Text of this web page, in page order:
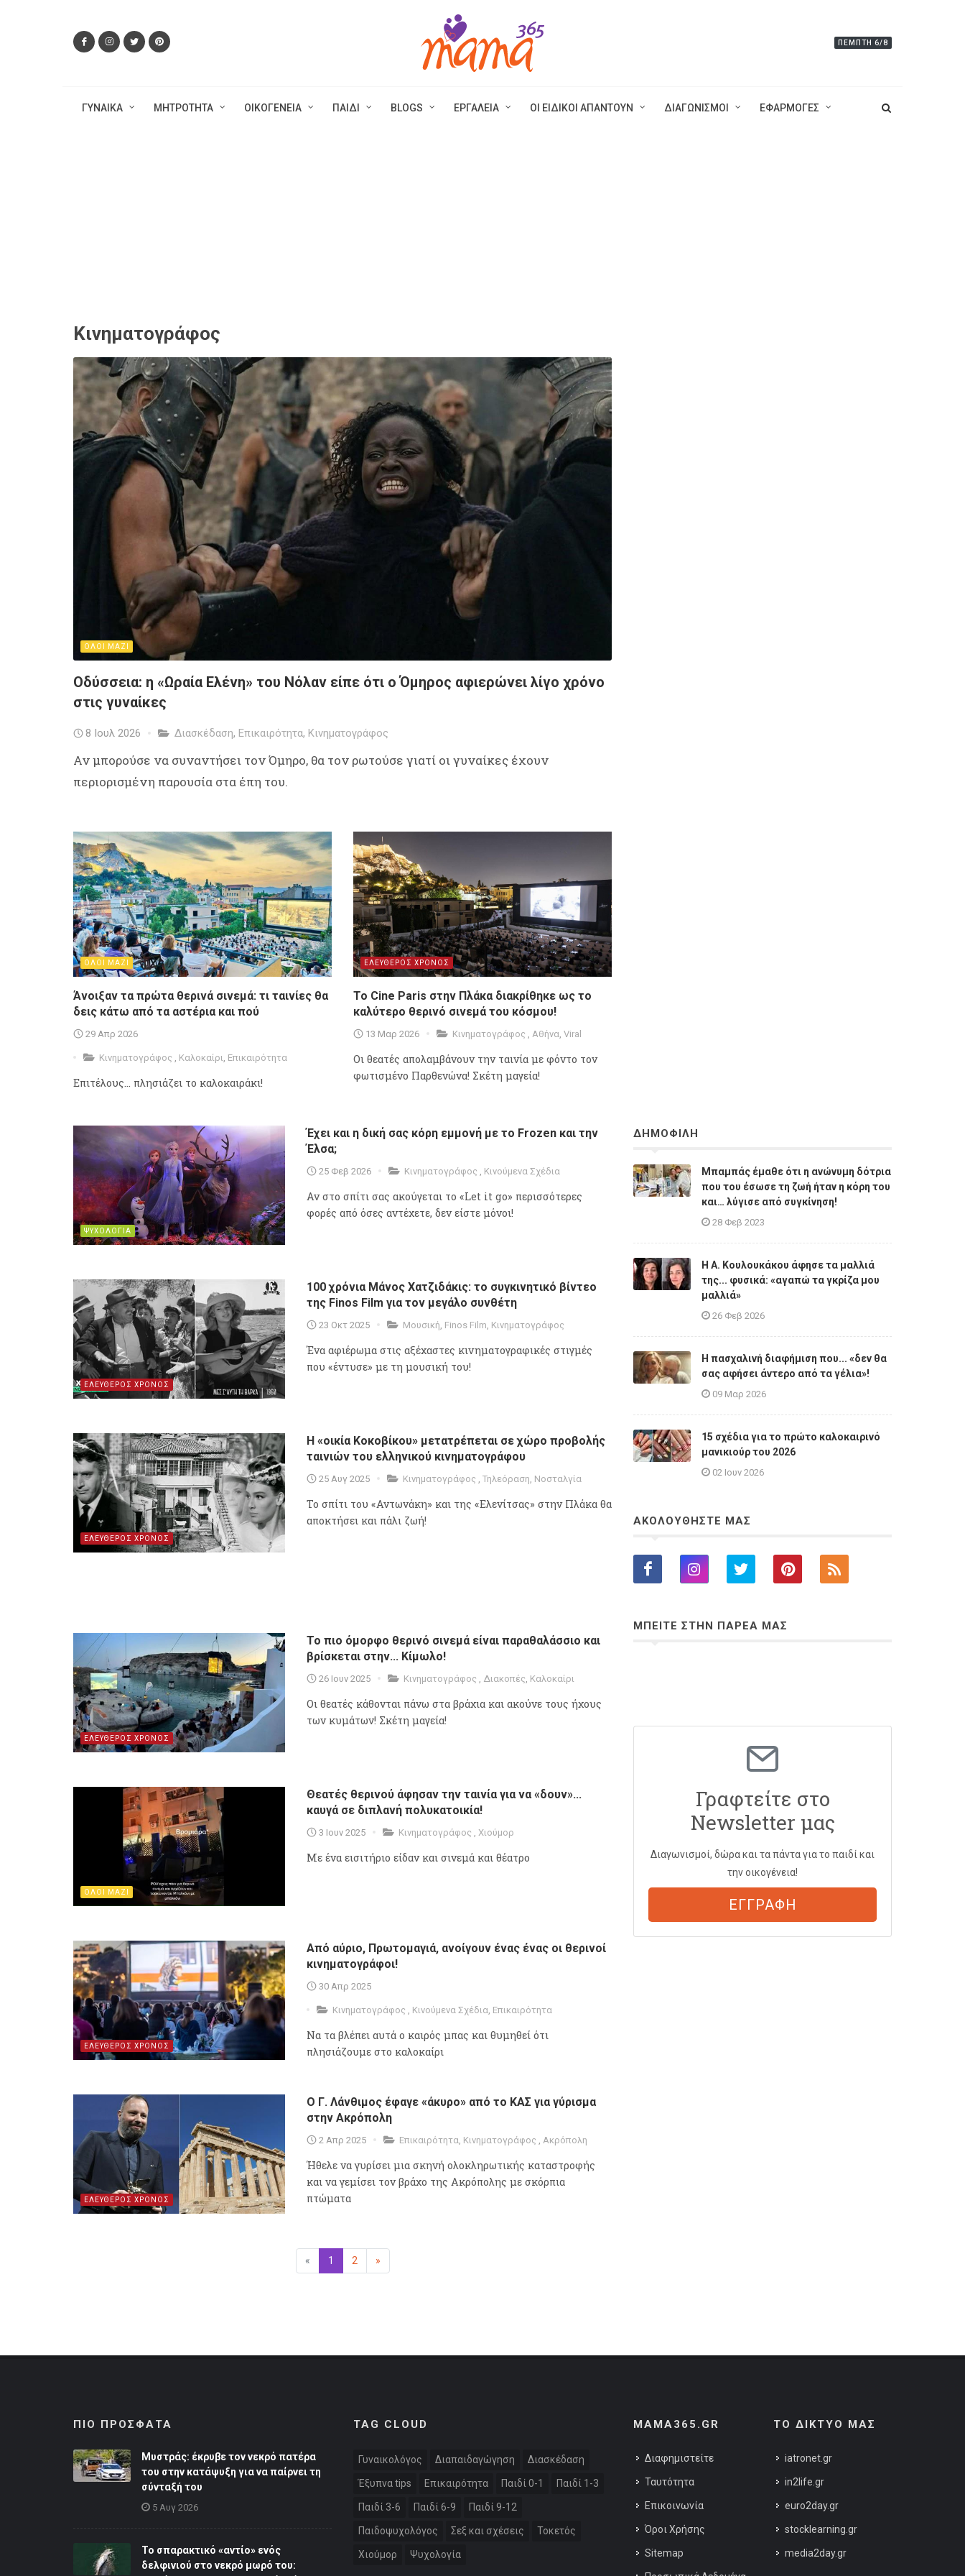
ΠΈΜΠΤΗ 6/8
ΓΥΝΑΙΚΑ ΜΗΤΡΟΤΗΤΑ ΟΙΚΟΓΕΝΕΙΑ ΠΑΙΔΙ BLOGS ΕΡΓΑΛΕΙΑ ΟΙ ΕΙΔΙΚΟΙ ΑΠΑΝΤΟΥΝ ΔΙΑΓΩΝΙΣΜΟΙ ΕΦΑΡΜΟΓΕΣ
Κινηματογράφος
ΟΛΟΙ ΜΑΖΙ
Οδύσσεια: η «Ωραία Ελένη» του Νόλαν είπε ότι ο Όμηρος αφιερώνει λίγο χρόνο
στις γυναίκες
8 Ιουλ 2026 Διασκέδαση, Επικαιρότητα, Κινηματογράφος
Αν μπορούσε να συναντήσει τον Όμηρο, θα τον ρωτούσε γιατί οι γυναίκες έχουν
περιορισμένη παρουσία στα έπη του.
ΟΛΟΙ ΜΑΖΙ
Άνοιξαν τα πρώτα θερινά σινεμά: τι ταινίες θα
δεις κάτω από τα αστέρια και πού
29 Απρ 2026
Κινηματογράφος , Καλοκαίρι, Επικαιρότητα
Επιτέλους... πλησιάζει το καλοκαιράκι!
ΕΛΕΥΘΕΡΟΣ ΧΡΟΝΟΣ
To Cine Paris στην Πλάκα διακρίθηκε ως το
καλύτερο θερινό σινεμά του κόσμου!
13 Μαρ 2026 Κινηματογράφος , Αθήνα, Viral
Οι θεατές απολαμβάνουν την ταινία με φόντο τον
φωτισμένο Παρθενώνα! Σκέτη μαγεία!
ΨΥΧΟΛΟΓΙΑ
Έχει και η δική σας κόρη εμμονή με το Frozen και την
Έλσα;
25 Φεβ 2026 Κινηματογράφος , Κινούμενα Σχέδια
Αν στο σπίτι σας ακούγεται το «Let it go» περισσότερες
φορές από όσες αντέχετε, δεν είστε μόνοι!
ΕΛΕΥΘΕΡΟΣ ΧΡΟΝΟΣ
100 χρόνια Μάνος Χατζιδάκις: το συγκινητικό βίντεο
της Finos Film για τον μεγάλο συνθέτη
23 Οκτ 2025 Μουσική, Finos Film, Κινηματογράφος
Ένα αφιέρωμα στις αξέχαστες κινηματογραφικές στιγμές
που «έντυσε» με τη μουσική του!
ΕΛΕΥΘΕΡΟΣ ΧΡΟΝΟΣ
Η «οικία Κοκοβίκου» μετατρέπεται σε χώρο προβολής
ταινιών του ελληνικού κινηματογράφου
25 Αυγ 2025 Κινηματογράφος , Τηλεόραση, Νοσταλγία
Το σπίτι του «Αντωνάκη» και της «Ελενίτσας» στην Πλάκα θα
αποκτήσει και πάλι ζωή!
ΕΛΕΥΘΕΡΟΣ ΧΡΟΝΟΣ
Το πιο όμορφο θερινό σινεμά είναι παραθαλάσσιο και
βρίσκεται στην... Κίμωλο!
26 Ιουν 2025 Κινηματογράφος , Διακοπές, Καλοκαίρι
Οι θεατές κάθονται πάνω στα βράχια και ακούνε τους ήχους
των κυμάτων! Σκέτη μαγεία!
ΟΛΟΙ ΜΑΖΙ
Θεατές θερινού άφησαν την ταινία για να «δουν»...
καυγά σε διπλανή πολυκατοικία!
3 Ιουν 2025 Κινηματογράφος , Χιούμορ
Με ένα εισιτήριο είδαν και σινεμά και θέατρο
ΕΛΕΥΘΕΡΟΣ ΧΡΟΝΟΣ
Από αύριο, Πρωτομαγιά, ανοίγουν ένας ένας οι θερινοί
κινηματογράφοι!
30 Απρ 2025
Κινηματογράφος , Κινούμενα Σχέδια, Επικαιρότητα
Να τα βλέπει αυτά ο καιρός μπας και θυμηθεί ότι
πλησιάζουμε στο καλοκαίρι
ΕΛΕΥΘΕΡΟΣ ΧΡΟΝΟΣ
Ο Γ. Λάνθιμος έφαγε «άκυρο» από τo ΚΑΣ για γύρισμα
στην Ακρόπολη
2 Απρ 2025 Επικαιρότητα, Κινηματογράφος , Ακρόπολη
Ήθελε να γυρίσει μια σκηνή ολοκληρωτικής καταστροφής
και να γεμίσει τον βράχο της Ακρόπολης με σκόρπια
πτώματα
« Προηγούμενη
1 (επιλεγμένη)
2 »
ΔΗΜΟΦΙΛΗ
Μπαμπάς έμαθε ότι η ανώνυμη δότρια
που του έσωσε τη ζωή ήταν η κόρη του
και… λύγισε από συγκίνηση!
28 Φεβ 2023
Η A. Κουλουκάκου άφησε τα μαλλιά
της... φυσικά: «αγαπώ τα γκρίζα μου
μαλλιά»
26 Φεβ 2026
Η πασχαλινή διαφήμιση που... «δεν θα
σας αφήσει άντερο από τα γέλια»!
09 Μαρ 2026
15 σχέδια για το πρώτο καλοκαιρινό
μανικιούρ του 2026
02 Ιουν 2026
ΑΚΟΛΟΥΘΗΣΤΕ ΜΑΣ
ΜΠΕΙΤΕ ΣΤΗΝ ΠΑΡΕΑ ΜΑΣ
Γραφτείτε στο
Newsletter μας
Διαγωνισμοί, δώρα και τα πάντα για το παιδί και
την οικογένεια!
ΕΓΓΡΑΦΗ
ΠΙΟ ΠΡΟΣΦΑΤΑ
Μυστράς: έκρυβε τον νεκρό πατέρα
του στην κατάψυξη για να παίρνει τη
σύνταξή του
5 Αυγ 2026
Το σπαρακτικό «αντίο» ενός
δελφινιού στο νεκρό μωρό του:
TAG CLOUD
Γυναικολόγος Διαπαιδαγώγηση Διασκέδαση
Έξυπνα tips Επικαιρότητα Παιδί 0-1 Παιδί 1-3
Παιδί 3-6 Παιδί 6-9 Παιδί 9-12
Παιδοψυχολόγος Σεξ και σχέσεις Τοκετός
Χιούμορ Ψυχολογία
MAMA365.GR
Διαφημιστείτε
Ταυτότητα
Επικοινωνία
Όροι Χρήσης
Sitemap
ΤΟ ΔΙΚΤΥΟ ΜΑΣ
iatronet.gr
in2life.gr
euro2day.gr
stocklearning.gr
media2day.gr